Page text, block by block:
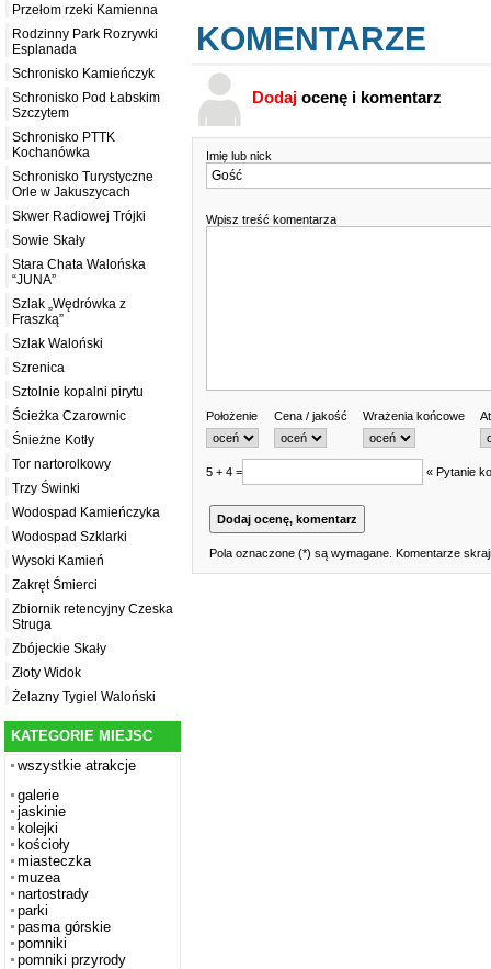
Przełom rzeki Kamienna
Rodzinny Park Rozrywki
Esplanada
Schronisko Kamieńczyk
Schronisko Pod Łabskim
Szczytem
Schronisko PTTK
Kochanówka
Schronisko Turystyczne
Orle w Jakuszycach
Skwer Radiowej Trójki
Sowie Skały
Stara Chata Walońska
“JUNA”
Szlak „Wędrówka z
Fraszką”
Szlak Waloński
Szrenica
Sztolnie kopalni pirytu
Ścieżka Czarownic
Śnieżne Kotły
Tor nartorolkowy
Trzy Świnki
Wodospad Kamieńczyka
Wodospad Szklarki
Wysoki Kamień
Zakręt Śmierci
Zbiornik retencyjny Czeska
Struga
Zbójeckie Skały
Złoty Widok
Żelazny Tygiel Waloński
KATEGORIE MIEJSC
wszystkie atrakcje
galerie
jaskinie
kolejki
kościoły
miasteczka
muzea
nartostrady
parki
pasma górskie
pomniki
pomniki przyrody
KOMENTARZE
Dodaj ocenę i komentarz
Imię lub nick
Wpisz treść komentarza
Położenie Cena / jakość Wrażenia końcowe
5 + 4 = « Pytanie
Pola oznaczone (*) są wymagane. Komentarze